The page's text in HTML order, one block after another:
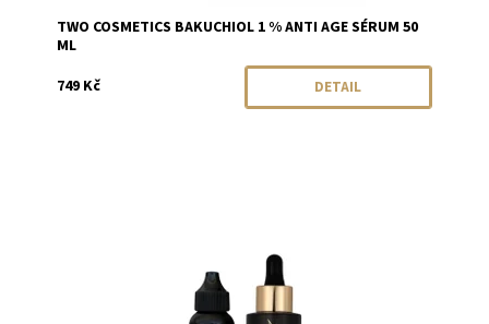
TWO COSMETICS BAKUCHIOL 1 % ANTI AGE SÉRUM 50
ML
749 Kč
DETAIL